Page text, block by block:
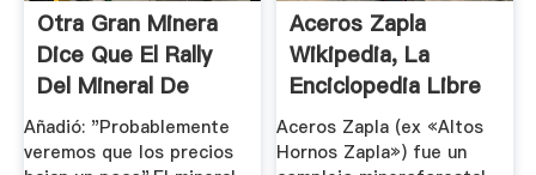
Otra Gran Minera
Dice Que El Rally
Del Mineral De
Hierro Acabó
Añadió: "Probablemente
veremos que los precios
Aceros Zapla
Wikipedia, La
Enciclopedia Libre
Aceros Zapla (ex «Altos
Hornos Zapla») fue un